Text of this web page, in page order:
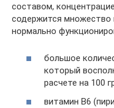
составом,
содержится
нормально
большое
который
расчете на 100
витамин В6